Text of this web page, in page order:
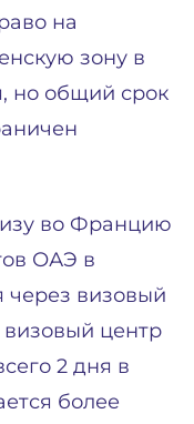
на
зону в
но общий срок
во Францию
ОАЭ в
через визовый
центр
2 дня в
более